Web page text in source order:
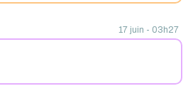
17 juin - 03h27